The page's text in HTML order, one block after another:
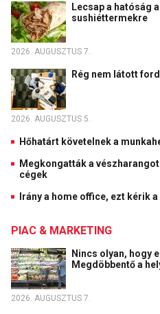
Lecsap a hatóság
sushiéttermekre
2026. AUGUSZTUS 7.
Rég nem látott
2026. AUGUSZTUS 5.
Hőhatárt követelnek a
Megkongatták a
cégek
Irány a home office, ezt kérik a
PIAC & MARKETING
Nincs olyan, hogy
Megdöbbentő a
2026. AUGUSZTUS 7.